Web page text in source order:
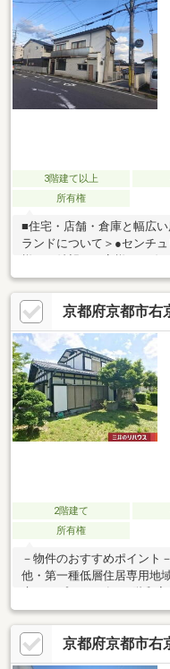
10：00～20：00（火曜日
連絡いただけますと、スム
ちしております！
3階建て以上
所有権
■住宅・店舗・倉庫と幅広
ランドについて＞●センチ
探し致します！●購入・売
でもお気軽にご相談下さい
おります。○京阪鴨東線 「
烏丸線 「今出川」駅 徒歩
曜日・水曜日定休日※祝日
と、スムーズにご案内が可
京都府京都市右
2階建て
所有権
－物件のおすすめポイント
他・第一種低層住居専用地
良いL字型キッチン・洗面
室は床の間・縁側付・地下
地面積約164.74坪、建替え
(2階トイレ、地下1階収納
京都府京都市右